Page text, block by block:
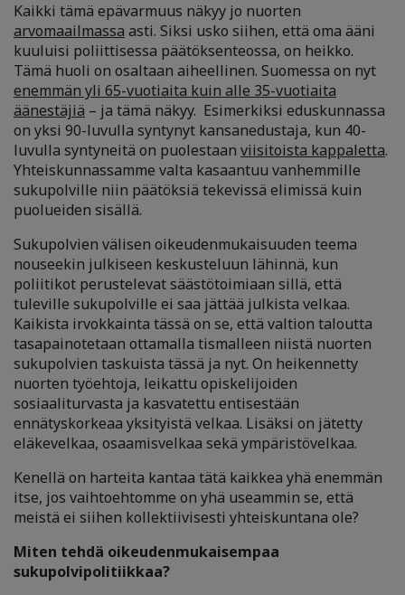
Kaikki tämä epävarmuus näkyy jo nuorten
arvomaailmassa asti. Siksi usko siihen, että oma ääni
kuuluisi poliittisessa päätöksenteossa, on heikko.
Tämä huoli on osaltaan aiheellinen. Suomessa on nyt
enemmän yli 65-vuotiaita kuin alle 35-vuotiaita
äänestäjiä – ja tämä näkyy. Esimerkiksi eduskunnassa
on yksi 90-luvulla syntynyt kansanedustaja, kun 40-
luvulla syntyneitä on puolestaan viisitoista kappaletta.
Yhteiskunnassamme valta kasaantuu vanhemmille
sukupolville niin päätöksiä tekevissä elimissä kuin
puolueiden sisällä.
Sukupolvien välisen oikeudenmukaisuuden teema
nouseekin julkiseen keskusteluun lähinnä, kun
poliitikot perustelevat säästötoimiaan sillä, että
tuleville sukupolville ei saa jättää julkista velkaa.
Kaikista irvokkainta tässä on se, että valtion taloutta
tasapainotetaan ottamalla tismalleen niistä nuorten
sukupolvien taskuista tässä ja nyt. On heikennetty
nuorten työehtoja, leikattu opiskelijoiden
sosiaaliturvasta ja kasvatettu entisestään
ennätyskorkeaa yksityistä velkaa. Lisäksi on jätetty
eläkevelkaa, osaamisvelkaa sekä ympäristövelkaa.
Kenellä on harteita kantaa tätä kaikkea yhä enemmän
itse, jos vaihtoehtomme on yhä useammin se, että
meistä ei siihen kollektiivisesti yhteiskuntana ole?
Miten tehdä oikeudenmukaisempaa
sukupolvipolitiikkaa?